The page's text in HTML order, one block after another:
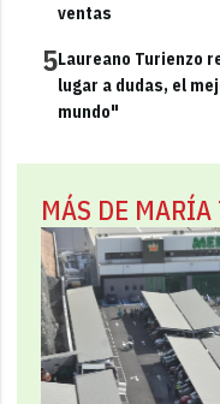
ventas
5Laureano Turienzo
lugar a dudas, el
mundo"
MÁS DE MARÍA